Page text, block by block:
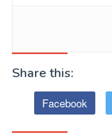
Share this:
Facebook